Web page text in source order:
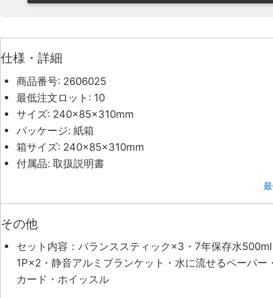
仕様・詳細
商品番号: 2606025
最低注文ロット: 10
サイズ: 240×85×310mm
パッケージ: 紙箱
箱サイズ: 240×85×310mm
付属品: 取扱説明書
その他
セット内容：バランススティック×3・7年保存水
1P×2・静音アルミブランケット・水に流せるペーパー
カード・ホイッスル